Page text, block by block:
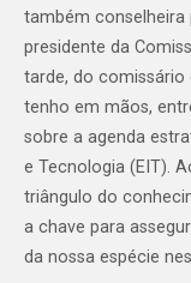
também conselheira
presidente da
tarde, do comissário
tenho em mãos,
sobre a agenda
e Tecnologia (EIT).
triângulo do
a chave para
da nossa espécie